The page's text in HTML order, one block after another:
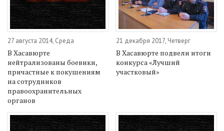
27 августа 2014, Среда
В Хасавюрте
нейтрализованы боевики,
причастные к покушениям
на сотрудников
правоохранительных
органов
21 декабря 2017, Четверг
В Хасавюрте подвели итоги
конкурса «Лучший
участковый»